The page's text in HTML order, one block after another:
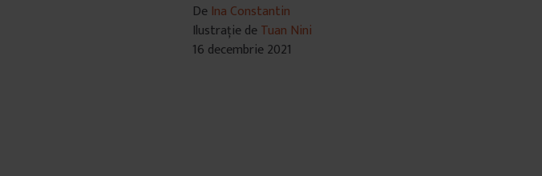
De Ina Constantin
Ilustrație deTuan Nini
16 decembrie 2021